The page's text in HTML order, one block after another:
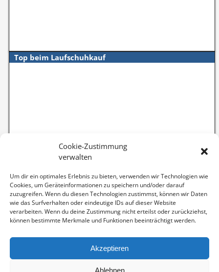
Cookie-Zustimmung
verwalten
Um dir ein optimales Erlebnis zu bieten, verwenden wir Technologien wie
Cookies, um Geräteinformationen zu speichern und/oder darauf
zuzugreifen. Wenn du diesen Technologien zustimmst, können wir Daten
wie das Surfverhalten oder eindeutige IDs auf dieser Website
verarbeiten. Wenn du deine Zustimmung nicht erteilst oder zurückziehst,
können bestimmte Merkmale und Funktionen beeinträchtigt werden.
Akzeptieren
Ablehnen
Top beim Laufschuhkauf